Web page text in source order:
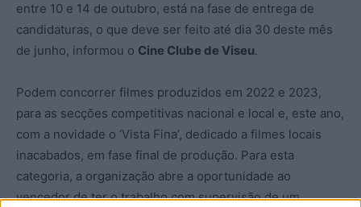
entre 10 e 14 de outubro, está na fase de entrega de
candidaturas, o que deve ser feito até dia 30 deste mês
de junho, informou o Cine Clube de Viseu.
Podem concorrer filmes produzidos em 2022 e 2023,
para as secções competitivas nacional e local e, este ano,
com a novidade o ‘Vista Fina’, dedicado a filmes locais
inacabados, em fase final de produção. Para esta
categoria, a organização abre a oportunidade ao
vencedor de ter o trabalho com supervisão de um